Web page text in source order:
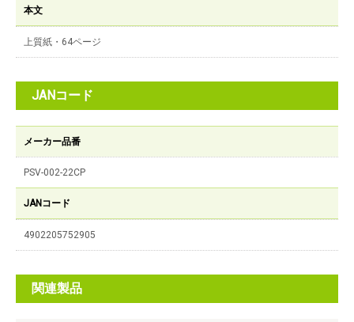
本文
上質紙・64ページ
JANコード
メーカー品番
PSV-002-22CP
JANコード
4902205752905
関連製品